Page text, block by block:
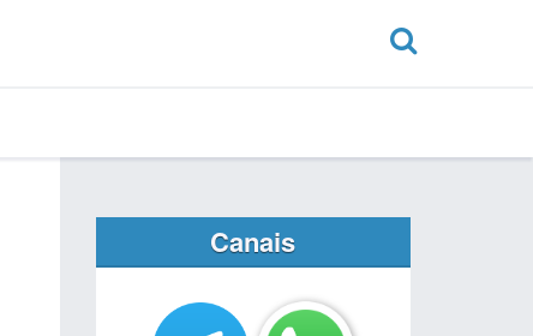
Canais